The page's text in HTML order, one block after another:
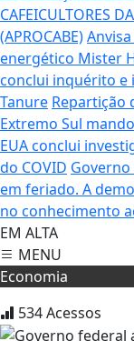
CAFEICULTORES
(APROCABE)
energético Mister
conclui inquérito e
Tanure Repartição
Extremo Sul
EUA conclui
do COVID
em feriado. A
no conhecimento
EM ALTA
MENU
Economia
534Acessos